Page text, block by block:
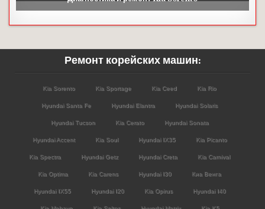
Ремонт корейских машин:
Kia Sorento Kia Sportage Kia Ceed Kia Rio
Hyundai Santa Fe Hyundai Elantra Hyundai Solaris
Hyundai Tucson Kia Cerato Hyundai Sonata
Hyundai Accent Kia Soul Hyundai IX35 Kia Picanto
Kia Spectra Hyundai Getz Hyundai Creta Kia Carnival
Kia Optima Kia Carens Hyundai I30 Киа Венга
Hyundai IX55 Hyundai I20 Kia Opirus Hyundai I40